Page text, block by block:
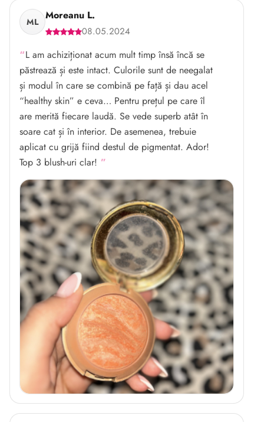
ML Moreanu L.
08.05.2024
L am achiziționat acum mult timp însă încă se
păstrează și este intact. Culorile sunt de neegalat
și modul în care se combină pe față și dau acel
“healthy skin” e ceva… Pentru prețul pe care îl
are merită fiecare laudă. Se vede superb atât în
soare cat și în interior. De asemenea, trebuie
aplicat cu grijă fiind destul de pigmentat. Ador!
Top 3 blush-uri clar!